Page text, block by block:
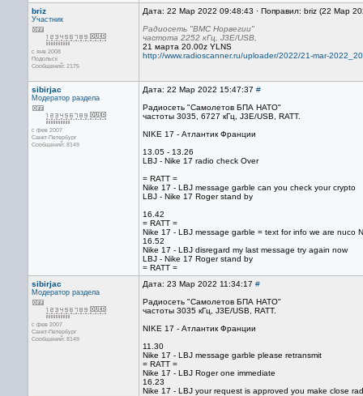
briz
Участник
с янв 2008
Подольск
Сообщений: 2175
Дата: 22 Мар 2022 09:48:43 · Поправил: briz (22 Мар
Радиосеть "ВМС Норвегии"
частота 2252 кГц, J3E/USB,
21 марта 20.00z YLNS
http://www.radioscanner.ru/uploader/2022/21-mar-
sibirjac
Модератор раздела
с фев 2007
Санкт-Петербург
Сообщений: 8149
Дата: 22 Мар 2022 15:47:37 #
Радиосеть "Самолетов БПА НАТО"
частоты 3035, 6727 кГц, J3E/USB, RATT.
NIKE 17 - Атлантик Франции
13.05 - 13.26
LBJ - Nike 17 radio check Over
= RATT =
Nike 17 - LBJ message garble can you check your crypto
LBJ - Nike 17 Roger stand by
16.42
= RATT =
Nike 17 - LBJ message garble = text for info we are nuco
16.52
Nike 17 - LBJ disregard my last message try again now
LBJ - Nike 17 Roger stand by
= RATT =
sibirjac
Модератор раздела
с фев 2007
Санкт-Петербург
Сообщений: 8149
Дата: 23 Мар 2022 11:34:17 #
Радиосеть "Самолетов БПА НАТО"
частоты 3035 кГц, J3E/USB, RATT.
NIKE 17 - Атлантик Франции
11.30
Nike 17 - LBJ message garble please retransmit
= RATT =
Nike 17 - LBJ Roger one immediate
16.23
Nike 17 - LBJ your request is approved you make close